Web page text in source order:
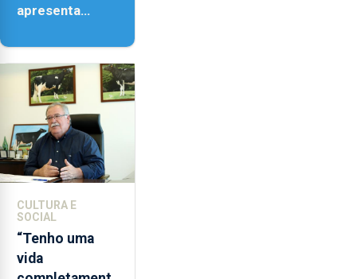
apresenta
Paisagem’
CULTURA E
SOCIAL
“Tenho uma
vida